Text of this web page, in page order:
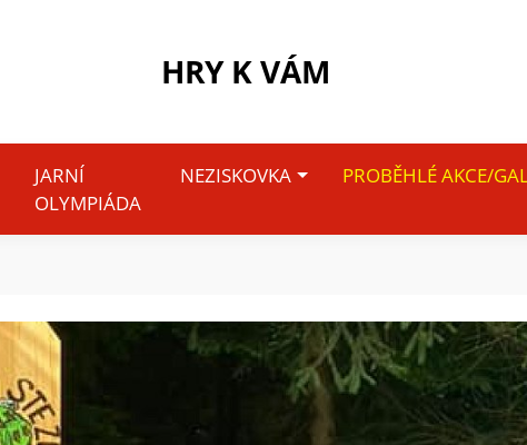
HRY K VÁM
JARNÍ
OLYMPIÁDA
NEZISKOVKA PROBĚHLÉ AKCE/